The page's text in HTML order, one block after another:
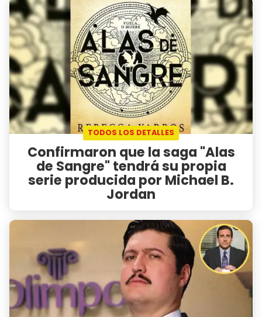
TODOS LOS DETALLES
Confirmaron que la saga "Alas
de Sangre" tendrá su propia
serie producida por Michael B.
Jordan